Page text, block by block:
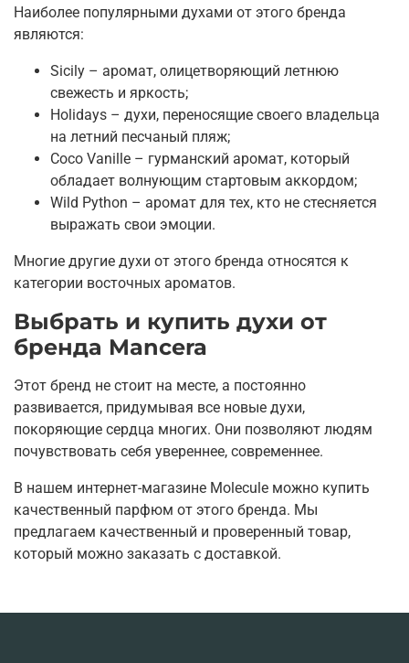
Наиболее популярными духами от этого бренда
являются:
Sicily – аромат, олицетворяющий летнюю
свежесть и яркость;
Holidays – духи, переносящие своего владельца
на летний песчаный пляж;
Coco Vanille – гурманский аромат, который
обладает волнующим стартовым аккордом;
Wild Python – аромат для тех, кто не стесняется
выражать свои эмоции.
Многие другие духи от этого бренда относятся к
категории восточных ароматов.
Выбрать и купить духи от
бренда Mancera
Этот бренд не стоит на месте, а постоянно
развивается, придумывая все новые духи,
покоряющие сердца многих. Они позволяют людям
почувствовать себя увереннее, современнее.
В нашем интернет-магазине Molecule можно купить
качественный парфюм от этого бренда. Мы
предлагаем качественный и проверенный товар,
который можно заказать с доставкой.